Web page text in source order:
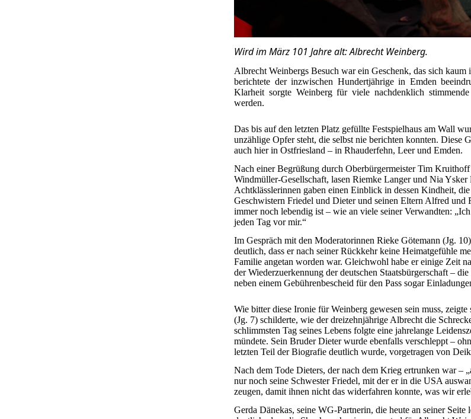
Wird im März 101 Jahre alt: Albrecht Weinberg.
Albrecht Weinbergs Besuch war ein Geschenk, das sich
berichtete der inzwischen Hundertjährige in Emden
Klarheit sorgte Weinberg für viele nachdenklich
werden.
Das bis auf den letzten Platz gefüllte Festspielhaus am Wall
unzählige Opfer steht, die selbst nie berichten konnten. Diese
auch hier in Ostfriesland – in Rhauderfehn, Leer und Emden.
Nach einer Begrüßung durch Oberbürgermeister Tim
Windmüller-Gesellschaft, lasen Riemke Langer und Nia
Achtklässlerinnen gaben einen Einblick in dessen Kindheit,
Geschwistern Friedel und Dieter und seinen Eltern Alfred und
immer noch lebendig ist – wie an viele seiner Verwandten:
jeden Tag vor mir.“
Im Gespräch mit den Moderatorinnen Rieke Götemann (Jg.
deutlich, dass er nach seiner Rückkehr keine Heimatgefühle
Familie angetan worden war. Gleichwohl habe er einige Zeit
der Wiederzuerkennung der deutschen Staatsbürgerschaft –
neben einem Gebührenbescheid für den Pass sogar
Wie bitter diese Ironie für Weinberg gewesen sein muss,
(Jg. 7) schilderte, wie der dreizehnjährige Albrecht die
schlimmsten Tag seines Lebens folgte eine jahrelange
mündete. Sein Bruder Dieter wurde ebenfalls verschleppt –
letzten Teil der Biografie deutlich wurde, vorgetragen von
Nach dem Tode Dieters, der nach dem Krieg ertrunken war –
nur noch seine Schwester Friedel, mit der er in die USA
zeugen, damit ihnen nicht das widerfahren konnte, was wir
Gerda Dänekas, seine WG-Partnerin, die heute an seiner